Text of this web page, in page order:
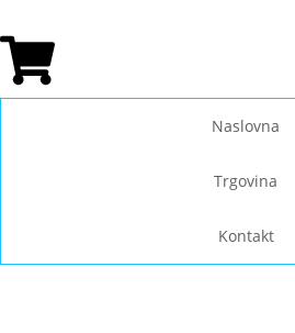
Naslovna
Trgovina
Kontakt